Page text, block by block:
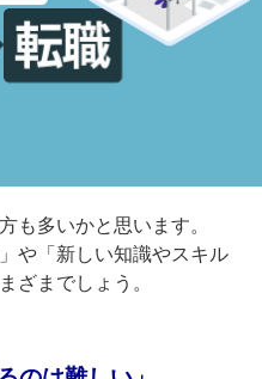
も多いかと思います。
や「新しい知識やスキル
ざまでしょう。